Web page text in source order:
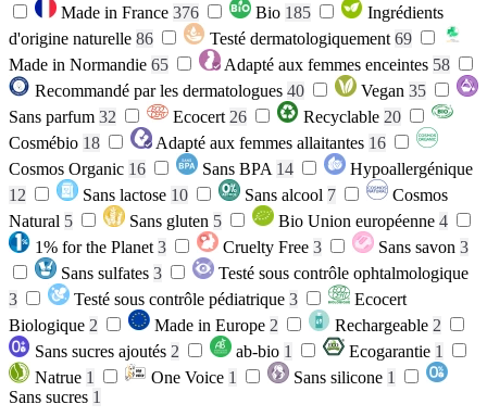
Made in France 376 Bio 185
Ingrédients
d'origine naturelle 86 Testé dermatologiquement 69
Made in Normandie 65 Adapté aux femmes enceintes 58
Recommandé par les dermatologues 40 Vegan 35
Sans parfum 32 Ecocert 26 Recyclable 20
Cosmébio 18 Adapté aux femmes allaitantes 16
Cosmos Organic 16 Sans BPA 14
Hypoallergénique
12
Sans lactose 10 Sans alcool 7
Cosmos
Natural 5 Sans gluten 5 Bio Union européenne 4
1% for the Planet 3 Cruelty Free 3 Sans savon 3
Sans sulfates 3
Testé sous contrôle ophtalmologique
3
Testé sous contrôle pédiatrique 3
Ecocert
Biologique 2 Made in Europe 2 Rechargeable 2
Sans sucres ajoutés 2 ab-bio 1 Ecogarantie 1
Natrue 1 One Voice 1 Sans silicone 1
Sans sucres 1